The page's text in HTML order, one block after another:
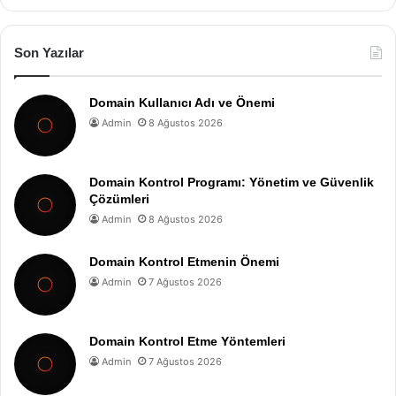
Son Yazılar
Domain Kullanıcı Adı ve Önemi
Admin 8 Ağustos 2026
Domain Kontrol Programı: Yönetim ve Güvenlik
Çözümleri
Admin 8 Ağustos 2026
Domain Kontrol Etmenin Önemi
Admin 7 Ağustos 2026
Domain Kontrol Etme Yöntemleri
Admin 7 Ağustos 2026